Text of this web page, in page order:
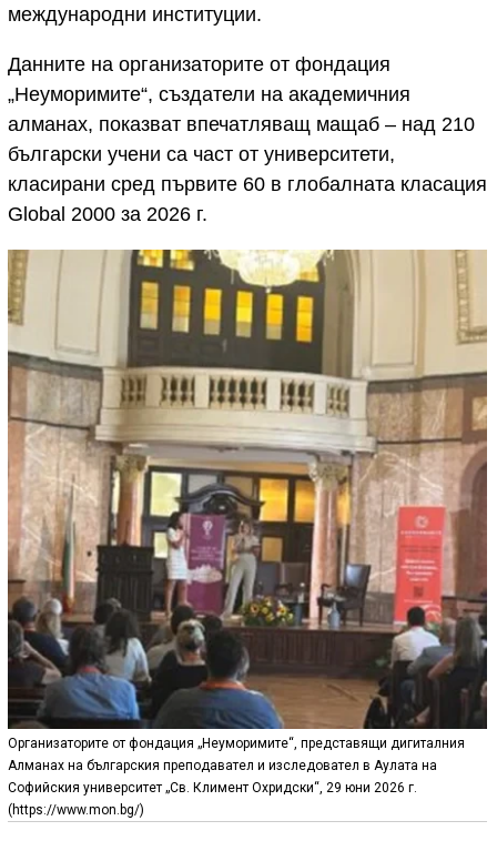
международни институции.
Данните на организаторите от фондация
„Неуморимите“, създатели на академичния
алманах, показват впечатляващ мащаб – над 210
български учени са част от университети,
класирани сред първите 60 в глобалната класация
Global 2000 за 2026 г.
Организаторите от фондация „Неуморимите“, представящи дигиталния
Алманах на българския преподавател и изследовател в Аулата на
Софийския университет „Св. Климент Охридски“, 29 юни 2026 г.
(https://www.mon.bg/)